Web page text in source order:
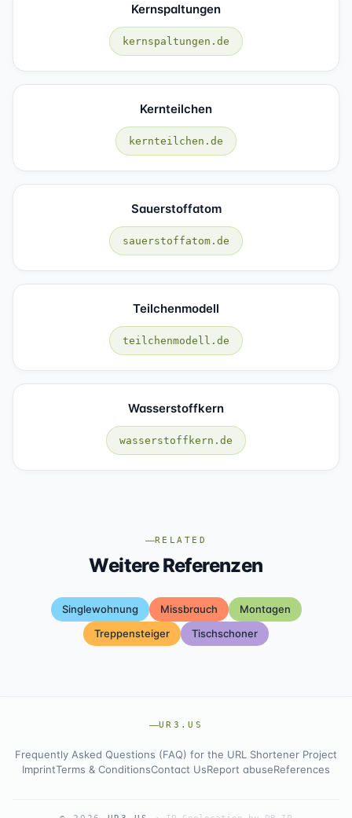
Kernspaltungen
kernspaltungen.de
Kernteilchen
kernteilchen.de
Sauerstoffatom
sauerstoffatom.de
Teilchenmodell
teilchenmodell.de
Wasserstoffkern
wasserstoffkern.de
RELATED
Weitere Referenzen
Singlewohnung Missbrauch
Montagen
Treppensteiger
Tischschoner
UR3.US
Frequently Asked Questions (FAQ) for the URL Shortener Project
ImprintTerms & ConditionsContact UsReport abuseReferences